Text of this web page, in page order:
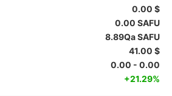
0.00 $
0.00 SAFU
8.89Qa SAFU
41.00 $
0.00 - 0.00
+21.29%